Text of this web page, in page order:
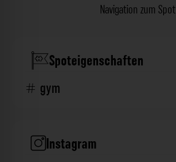
Navigation zum Spot
Spoteigenschaften
gym
Instagram